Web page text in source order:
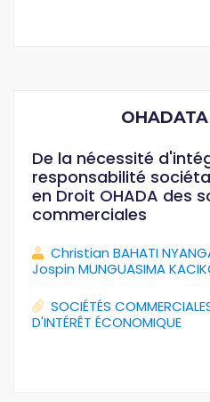
De la nécessité
responsabilité
en Droit OHADA des
commerciales
Christian BAHATI
Jospin MUNGUASIMA
SOCIÉTÉS
D'INTÉRÊT ÉCONOMIQUE